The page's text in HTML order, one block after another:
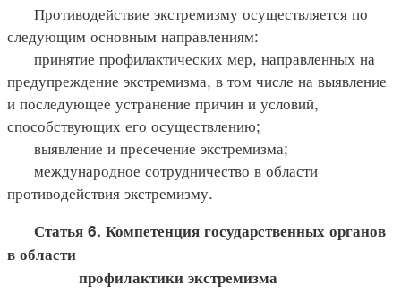
Противодействие экстремизму осуществляется по
следующим основным направлениям:
принятие профилактических мер, направленных на
предупреждение экстремизма, в том числе на выявление
и последующее устранение причин и условий,
способствующих его осуществлению;
выявление и пресечение экстремизма;
международное сотрудничество в области
противодействия экстремизму.
Статья 6. Компетенция государственных органов
в области
профилактики экстремизма